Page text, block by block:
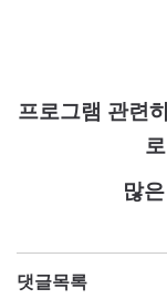
프로그램 관련
많
댓글목록